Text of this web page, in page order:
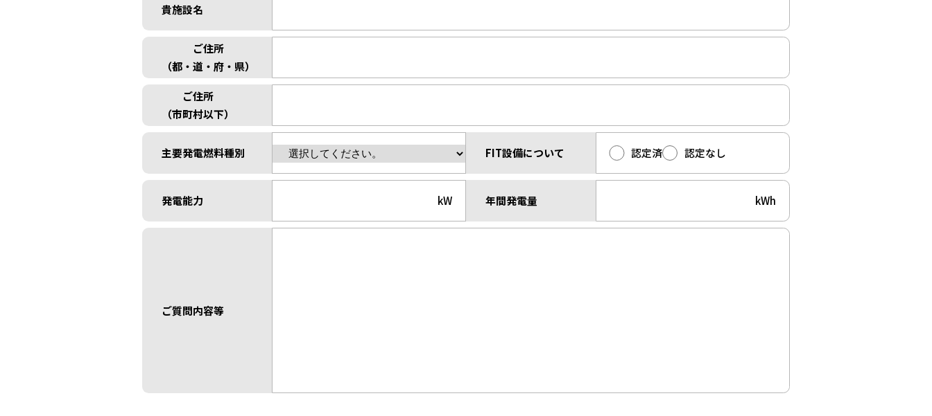
貴施設名
ご住所
（都・道・府・県）
ご住所
（市町村以下）
主要発電燃料種別 FIT設備について 認定済 認定なし
発電能力 kW 年間発電量 kWh
ご質問内容等